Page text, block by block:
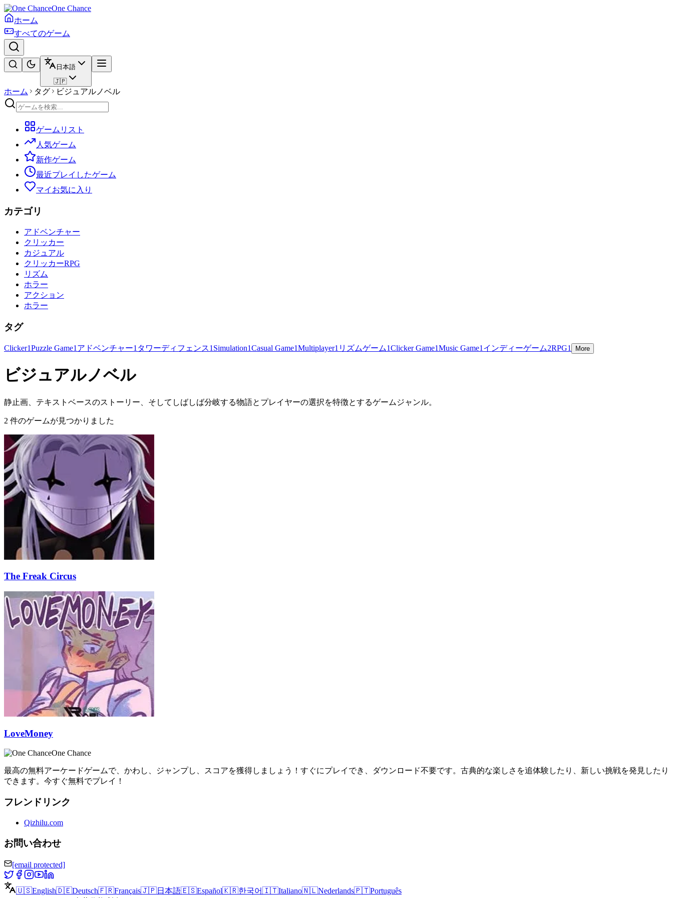
One Chance
ホーム
すべてのゲーム
日本語
🇯🇵
ホーム タグ ビジュアルノベル
ゲームリスト
人気ゲーム
新作ゲーム
最近プレイしたゲーム
マイお気に入り
カテゴリ
アドベンチャー
クリッカー
カジュアル
クリッカーRPG
リズム
ホラー
アクション
ホラー
タグ
Clicker1Puzzle Game1 アドベンチャー1 タワーディフェンス1 Simulation1Casual Game1Multiplayer1 リズムゲーム1Clicker Game1Music Game1 インディーゲーム2RPG1 More
ビジュアルノベル
静止画、テキストベースのストーリー、そしてしばしば分岐する物語とプレイヤーの選択を特徴とするゲームジャンル。
2 件のゲームが見つかりました
The Freak Circus
LoveMoney
One Chance
最高の無料アーケードゲームで、かわし、ジャンプし、スコアを獲得しましょう！すぐにプレイでき、ダウンロード不要です。古典的な楽しさを追体験したり、新しい挑戦を発見したり
できます。今すぐ無料でプレイ！
フレンドリンク
Qizhilu.com
お問い合わせ
[email protected]
🇺🇸English🇩🇪Deutsch🇫🇷Français🇯🇵日本語🇪🇸Español🇰🇷한국어🇮🇹Italiano🇳🇱Nederlands🇵🇹Português